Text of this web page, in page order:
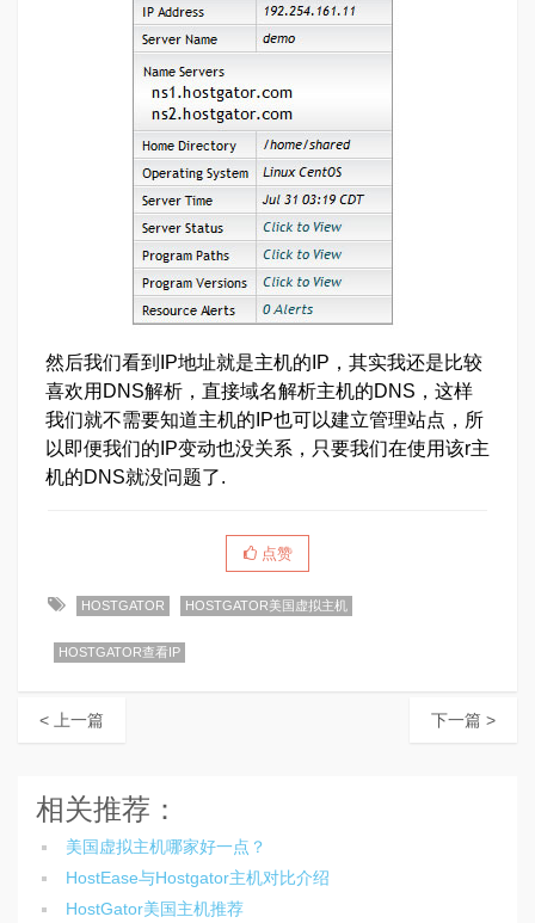
然后我们看到IP地址就是主机的IP，其实我还是比较
喜欢用DNS解析，直接域名解析主机的DNS，这样
我们就不需要知道主机的IP也可以建立管理站点，所
以即便我们的IP变动也没关系，只要我们在使用该r主
机的DNS就没问题了.
点赞
HOSTGATOR HOSTGATOR美国虚拟主机
HOSTGATOR查看IP
< 上一篇 下一篇 >
相关推荐：
美国虚拟主机哪家好一点？
HostEase与Hostgator主机对比介绍
HostGator美国主机推荐